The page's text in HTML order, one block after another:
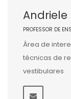
Andriele
PROFESSOR DE
Área de
técnicas de
vestibulares